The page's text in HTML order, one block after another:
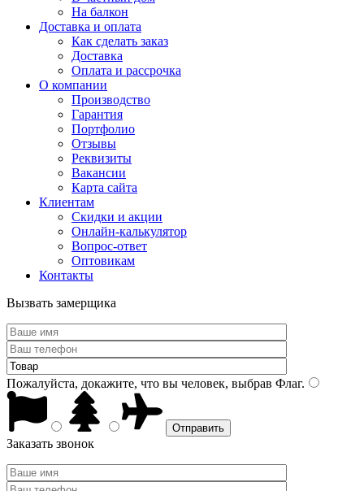
На балкон
Доставка и оплата
Как сделать заказ
Доставка
Оплата и рассрочка
О компании
Производство
Гарантия
Портфолио
Отзывы
Реквизиты
Вакансии
Карта сайта
Клиентам
Скидки и акции
Онлайн-калькулятор
Вопрос-ответ
Оптовикам
Контакты
Вызвать замерщика
Пожалуйста, докажите, что вы человек, выбрав Флаг.
Заказать звонок